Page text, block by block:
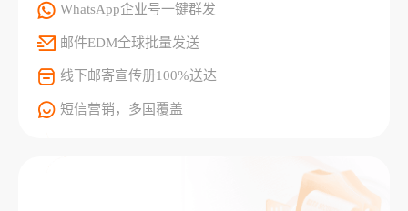
WhatsApp企业号一键群发
邮件EDM全球批量发送
线下邮寄宣传册100%送达
短信营销，多国覆盖